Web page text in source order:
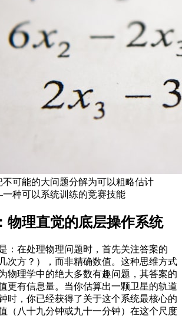
不可能的大问题分解为可以粗略估计
种可以系统训练的竞赛技能
物理直觉的底层操作系统
：在处理物理问题时，首先关注答案的
次方？），而非精确数值。这种思维方式
物理学中的绝大多数有趣问题，其答案的
更有信息量。当你估算出一颗卫星的轨道
时，你已经获得了关于这个系统最核心的
八十九分钟或九十一分钟）在这个尺度